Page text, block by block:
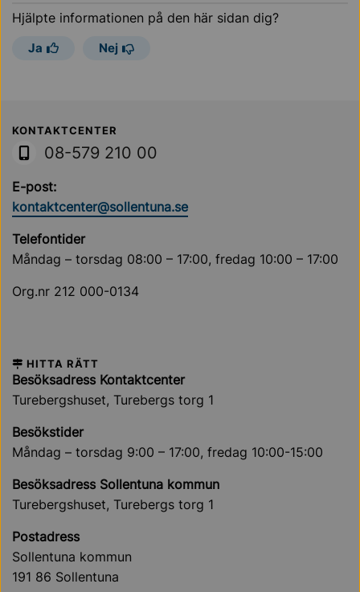
Hjälpte informationen på den här sidan dig?
Ja Nej
Sollentuna Kommun
KONTAKTCENTER
08-579 210 00
E-post:
kontaktcenter@sollentuna.se
Telefontider
Måndag – torsdag 08:00 – 17:00, fredag 10:00 – 17:00
Org.nr 212 000-0134
HITTA RÄTT
Besöksadress Kontaktcenter
Turebergshuset, Turebergs torg 1
Besökstider
Måndag – torsdag 9:00 – 17:00, fredag 10:00-15:00
Besöksadress Sollentuna kommun
Turebergshuset, Turebergs torg 1
Postadress
Sollentuna kommun
191 86 Sollentuna